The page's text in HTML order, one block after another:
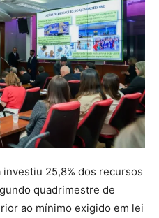
25,8% dos recursos
quadrimestre de
ao mínimo exigido em lei